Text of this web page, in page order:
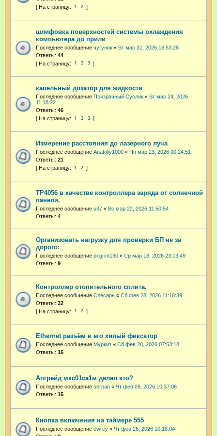
1 2
шлифовка поверхностей системы охлаждения
компьютера до прили
Последнее сообщение чугунок « Вт мар 31, 2026 18:53:28
Ответы: 44
1 2 3
капельный дозатор для жидкости
Последнее сообщение Призрачный Суслик « Вт мар 24, 2026
11:18:22
Ответы: 46
1 2 3
Измерение расстояния до лазерного луча
Последнее сообщение Anatoliy1000 « Пн мар 23, 2026 00:24:51
Ответы: 21
1 2
TP4056 в качестве контроллера заряда от солнечной
панели.
Последнее сообщение u37 « Вс мар 22, 2026 11:50:54
Ответы: 4
Организовать нагрузку для проверки БП не за
дорого:
Последнее сообщение piligrim130 « Ср мар 18, 2026 23:13:49
Ответы: 9
Контроллер отопительного сплита.
Последнее сообщение Слесарь « Сб фев 28, 2026 11:18:39
Ответы: 32
1 2
Ethernet разъём и его хилый фиксатор
Последнее сообщение Муркиз « Сб фев 28, 2026 07:53:18
Ответы: 16
Апгрейд мкс01са1м делал кто?
Последнее сообщение serpan « Чт фев 26, 2026 10:37:06
Ответы: 15
Кнопка включения на таймере 555
Последнее сообщение ewrey « Чт фев 26, 2026 10:18:04